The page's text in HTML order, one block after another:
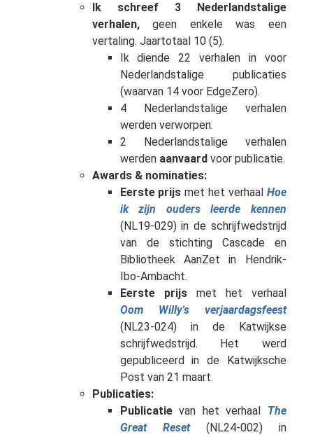
Ik schreef 3 Nederlandstalige
verhalen,geen enkele was een
vertaling. Jaartotaal 10 (5).
Ik diende 22 verhalen in voor
Nederlandstalige publicaties
(waarvan 14 voor EdgeZero).
4 Nederlandstalige verhalen
werden verworpen.
2 Nederlandstalige verhalen
werden aanvaard voor publicatie.
Awards & nominaties:
Eerste prijs met het verhaal Hoe
ik zijn ouders leerde kennen
(NL19-029) in de schrijfwedstrijd
van de stichting Cascade en
Bibliotheek AanZet in Hendrik-
Ibo-Ambacht.
Eerste prijsmet het verhaal
Oom Willy's verjaardagsfeest
(NL23-024) in de Katwijkse
schrijfwedstrijd. Het werd
gepubliceerd in de Katwijksche
Post van 21 maart.
Publicaties:
Publicatievan het verhaal The
Great Reset(NL24-002) in